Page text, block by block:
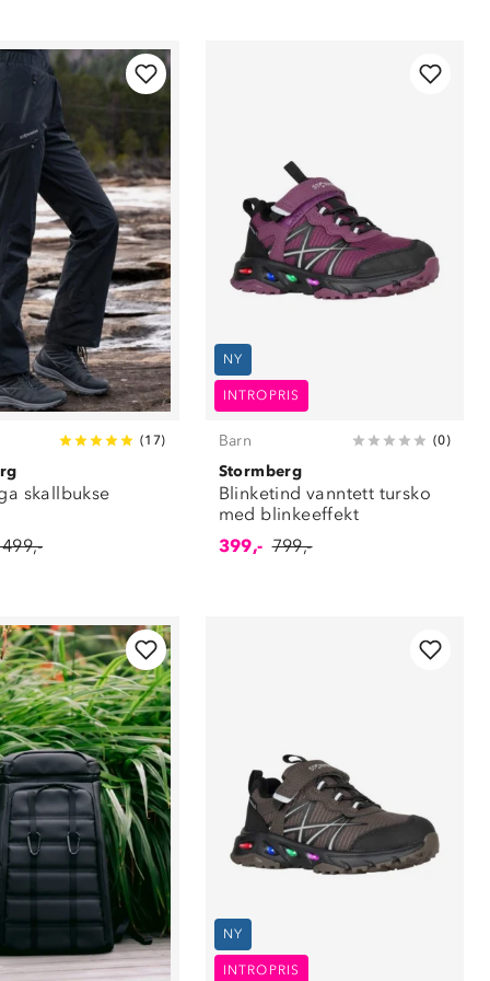
(17)
skallbukse
NY
INTROPRIS
Barn (0)
Stormberg
Blinketind vanntett tursko
med blinkeeffekt
399,- 799,-
NY
INTROPRIS